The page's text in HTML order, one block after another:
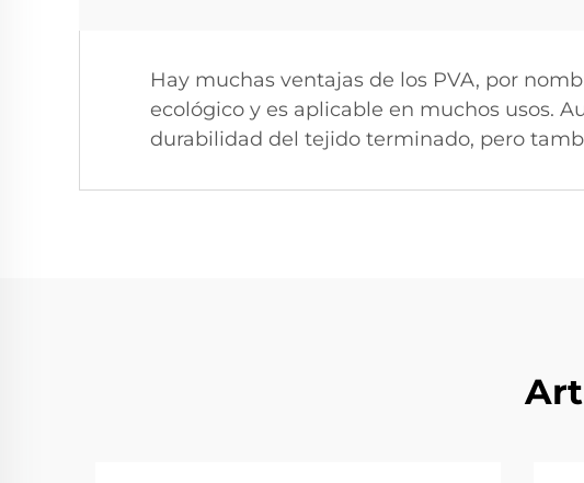
Hay muchas ventajas de los PVA, por
ecológico y es aplicable en muchos usos.
durabilidad del tejido terminado, pero